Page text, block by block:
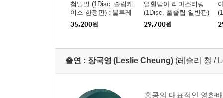
첨밀밀 (1Disc, 슬립케
이스 한정판) : 블루레
이
35,200원
열혈남아 리마스터링
(1Disc, 풀슬립 일반판)
: 블루레이
29,700원
:
출연 : 장국영 (Leslie Cheung) (레슬리 청 /
홍콩의 대표적인 영화